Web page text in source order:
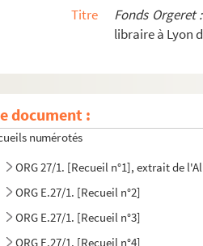
Titre
Fonds Orgeret
libraire à Lyon
document :
B. Pièces de théâtre et sketchs.
petit format classées par nom
numérotés
ORG E.27/1. [Recueil n°2]
ORG E.27/1. [Recueil n°3]
ORG E.27/1. [Recueil n°4]